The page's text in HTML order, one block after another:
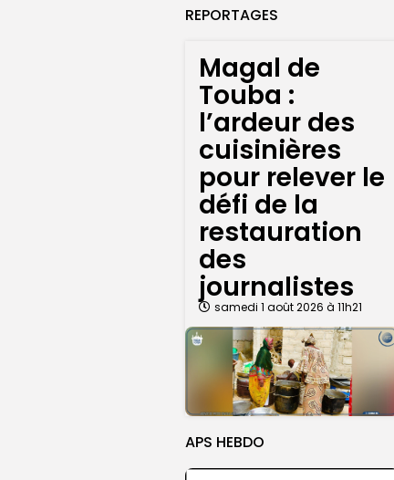
REPORTAGES
Magal de
Touba :
l’ardeur des
cuisinières
pour relever le
défi de la
restauration
des
journalistes
samedi 1 août 2026 à 11h21
APS HEBDO